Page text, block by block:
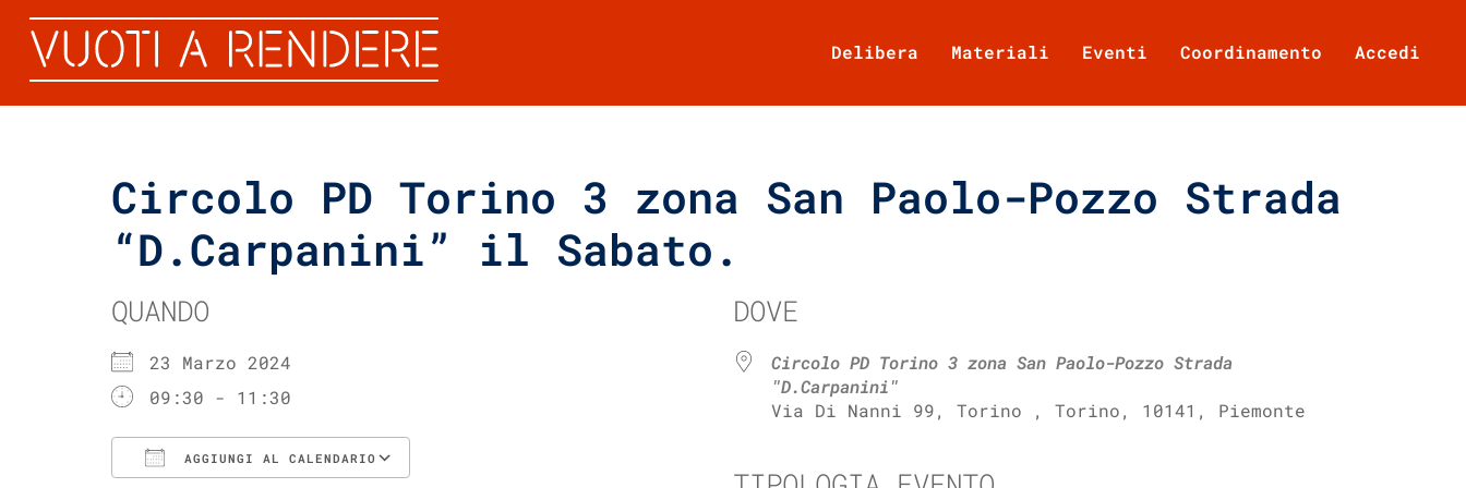
Delibera Materiali Eventi Coordinamento Accedi
Circolo PD Torino 3 zona San Paolo-Pozzo Strada
“D.Carpanini” il Sabato.
QUANDO
23 Marzo 2024
09:30 - 11:30
AGGIUNGI AL CALENDARIO
DOVE
Circolo PD Torino 3 zona San Paolo-Pozzo Strada
"D.Carpanini"
Via Di Nanni 99, Torino , Torino, 10141, Piemonte